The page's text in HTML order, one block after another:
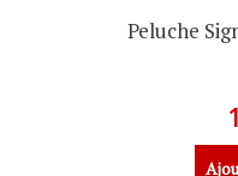
Peluche